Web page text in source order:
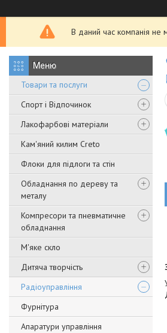
В даний час компанія не
Товари та послуги
Спорт і Відпочинок
Лакофарбові матеріали
Кам'яний килим Creto
Флоки для підлоги та стін
Обладнання по дереву та
металу
Компресори та пневматичне
обладнання
М'яке скло
Дитяча творчість
Радіоуправління
Фурнітура
Апаратури управління